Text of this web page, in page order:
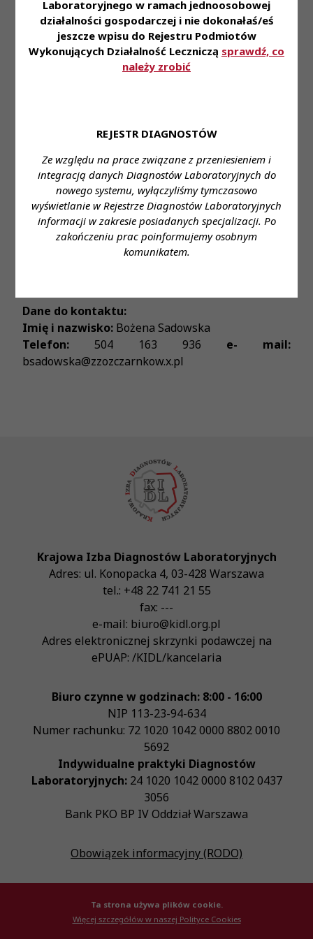
Laboratoryjnego w ramach jednoosobowej
działalności gospodarczej i nie dokonałaś/eś
jeszcze wpisu do Rejestru Podmiotów
Wykonujących Działalność Leczniczą sprawdź, co
należy zrobić
REJESTR DIAGNOSTÓW
Ze względu na prace związane z przeniesieniem i
integracją danych Diagnostów Laboratoryjnych do
nowego systemu, wyłączyliśmy tymczasowo
wyświetlanie w Rejestrze Diagnostów Laboratoryjnych
informacji w zakresie posiadanych specjalizacji. Po
zakończeniu prac poinformujemy osobnym
komunikatem.
Miejsce zatrudnienia:Zespół Zakładów Opieki
Zdrowotnej w Czarnkowie - Szpital Powiatowy
Wymagane wykształcenie:
stanowisk pracy w podmiotach leczniczych
niebędących przedsiębiorcami
Proponowane wynagrodzenie:od 5.966,00 zł do
8.187,00 zł
Forma zatrudnienia:umowa o pracę
Wymiar czasu pracy:pełen etat
Dane do kontaktu:
Imię i nazwisko: Bożena Sadowska
Telefon: 504 163 936 e- mail:
bsadowska@zzozczarnkow.x.pl
Krajowa Izba Diagnostów Laboratoryjnych
Adres: ul. Konopacka 4, 03-428 Warszawa
tel.: +48 22 741 21 55
fax: ---
e-mail: biuro@kidl.org.pl
Adres elektronicznej skrzynki podawczej na
ePUAP: /KIDL/kancelaria
Biuro czynne w godzinach: 8:00 - 16:00
NIP 113-23-94-634
Numer rachunku: 72 1020 1042 0000 8802 0010
5692
Indywidualne praktyki Diagnostów
Laboratoryjnych:24 1020 1042 0000 8102 0437
3056
Bank PKO BP IV Oddział Warszawa
Obowiązek informacyjny (RODO)
Ta strona używa plików cookie.
Więcej szczegółów w naszej Polityce Cookies